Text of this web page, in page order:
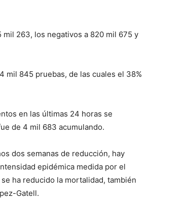
263, los negativos a 820 mil 675 y
mil 845 pruebas, de las cuales el 38%
en las últimas 24 horas se
de 4 mil 683 acumulando.
dos semanas de reducción, hay
epidémica medida por el
ha reducido la mortalidad, también
Gatell.